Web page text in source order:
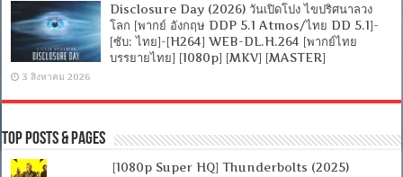
Disclosure Day (2026) วันเปิดโปง ไขปริศนาลวง
โลก [พากย์ อังกฤษ DDP 5.1 Atmos/ไทย DD 5.1]-
[ซับ: ไทย]-[H264] WEB-DL.H.264 [พากย์ไทย
บรรยายไทย] [1080p] [MKV] [MASTER]
3 สิงหาคม 2026
Top Posts & Pages
[1080p Super HQ] Thunderbolts (2025)